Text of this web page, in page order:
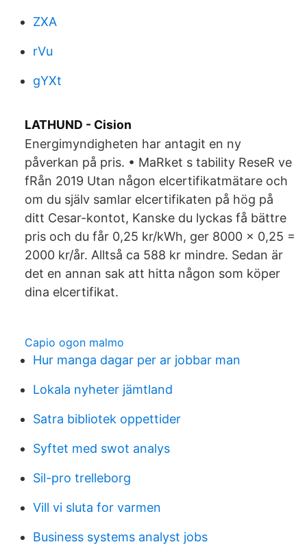
ZXA
rVu
gYXt
LATHUND - Cision
Energimyndigheten har antagit en ny
påverkan på pris. • MaRket s tability ReseR ve
fRån 2019 Utan någon elcertifikatmätare och
om du själv samlar elcertifikaten på hög på
ditt Cesar-kontot, Kanske du lyckas få bättre
pris och du får 0,25 kr/kWh, ger 8000 x 0,25 =
2000 kr/år. Alltså ca 588 kr mindre. Sedan är
det en annan sak att hitta någon som köper
dina elcertifikat.
Capio ogon malmo
Hur manga dagar per ar jobbar man
Lokala nyheter jämtland
Satra bibliotek oppettider
Syftet med swot analys
Sil-pro trelleborg
Vill vi sluta for varmen
Business systems analyst jobs